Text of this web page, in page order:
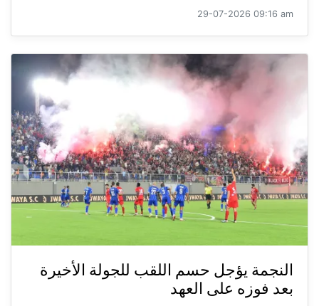
29-07-2026 09:16 am
النجمة يؤجل حسم اللقب للجولة الأخيرة
بعد فوزه على العهد